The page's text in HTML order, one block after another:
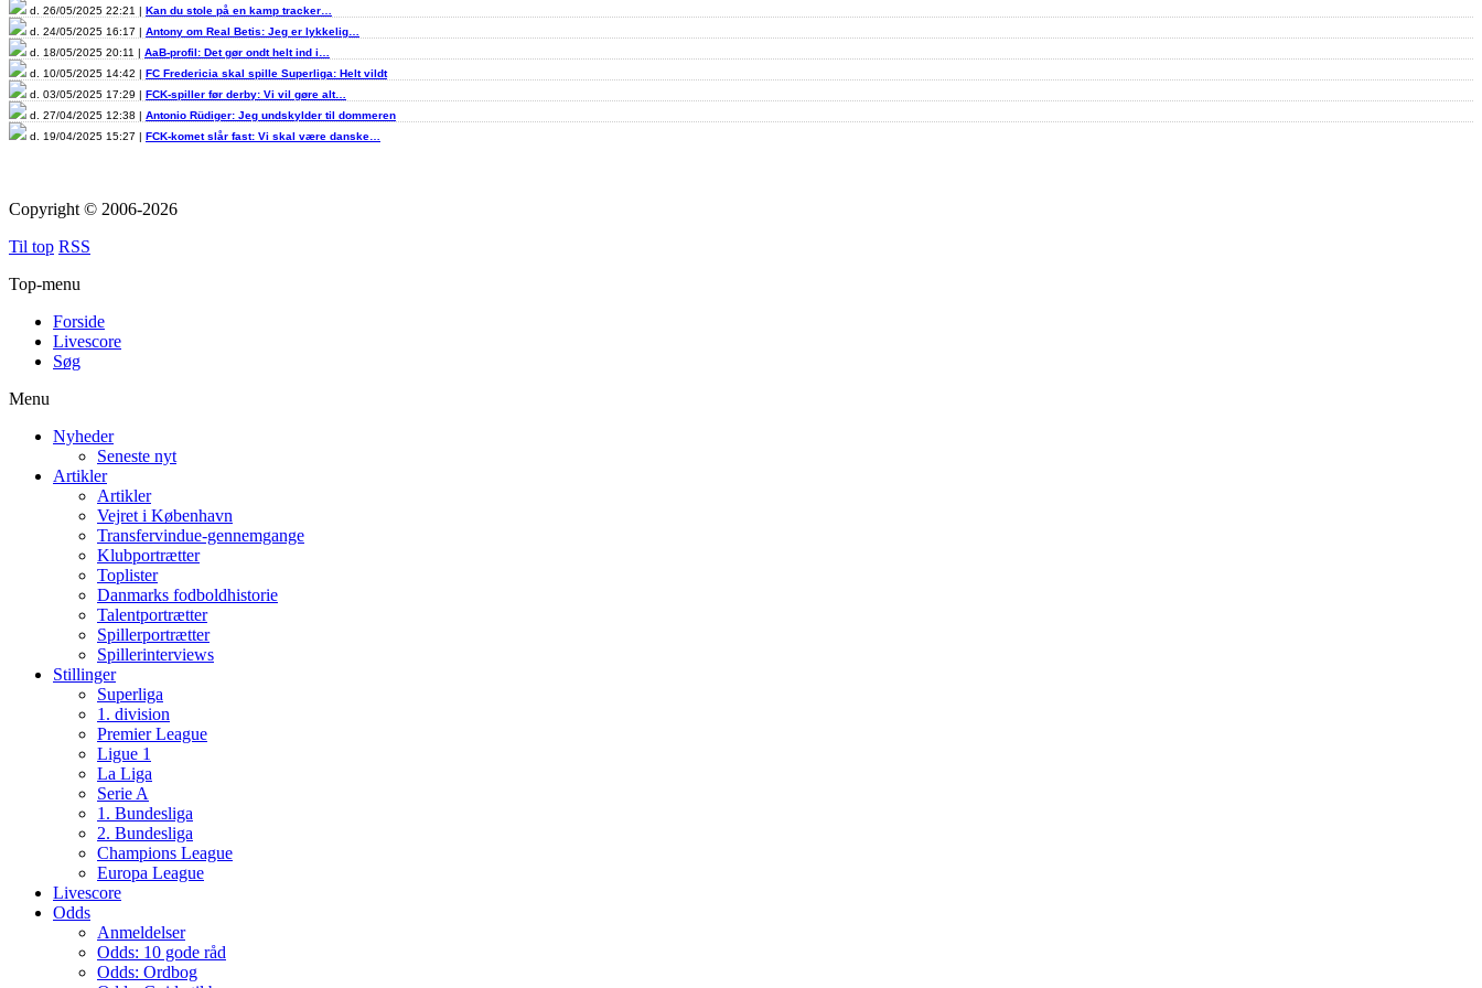
d. 26/05/2025 22:21 | Kan du stole på en kamp tracker…
d. 24/05/2025 16:17 | Antony om Real Betis: Jeg er lykkelig…
d. 18/05/2025 20:11 | AaB-profil: Det gør ondt helt ind i…
d. 10/05/2025 14:42 | FC Fredericia skal spille Superliga: Helt vildt
d. 03/05/2025 17:29 | FCK-spiller før derby: Vi vil gøre alt…
d. 27/04/2025 12:38 | Antonio Rüdiger: Jeg undskylder til dommeren
d. 19/04/2025 15:27 | FCK-komet slår fast: Vi skal være danske…
Copyright © 2006-2026
Til top RSS
Top-menu
Forside
Livescore
Søg
Menu
Nyheder
Seneste nyt
Artikler
Artikler
Vejret i København
Transfervindue-gennemgange
Klubportrætter
Toplister
Danmarks fodboldhistorie
Talentportrætter
Spillerportrætter
Spillerinterviews
Stillinger
Superliga
1. division
Premier League
Ligue 1
La Liga
Serie A
1. Bundesliga
2. Bundesliga
Champions League
Europa League
Livescore
Odds
Anmeldelser
Odds: 10 gode råd
Odds: Ordbog